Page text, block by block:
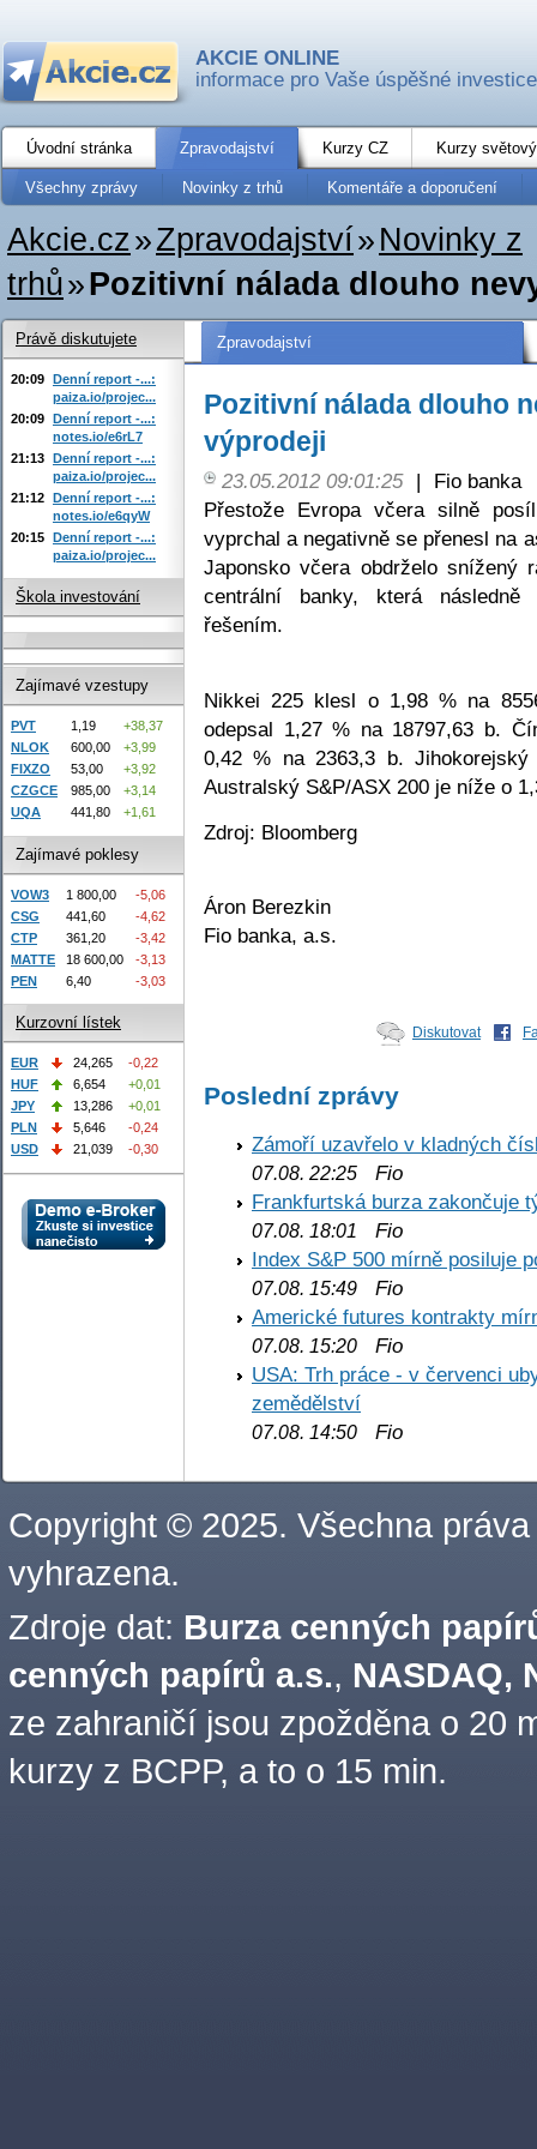
AKCIE ONLINE
informace pro Vaše úspěšné investice
Úvodní stránka Zpravodajství Kurzy CZ Kurzy
Všechny zprávy Novinky z trhů Komentáře a doporučení
Akcie.cz»Zpravodajství» Novinky z
trhů»Pozitivní nálada dlouho
Zpravodajství
Pozitivní nálada dlouho
výprodeji
23.05.2012 09:01:25 |
Fio banka
Přestože Evropa včera silně
vyprchal a negativně se přenesl na
Japonsko včera obdrželo snížený
centrální banky, která
řešením.
Nikkei 225 klesl o 1,98 % na
odepsal 1,27 % na 18797,63 b.
0,42 % na 2363,3 b.
Australský S&P/ASX 200 je níže o
Zdroj: Bloomberg
Áron Berezkin
Fio banka, a.s.
Diskutovat
Poslední zprávy
Zámoří uzavřelo v kladných
07.08. 22:25 Fio
Frankfurtská burza zakončuje
07.08. 18:01
Fio
Index S&P 500 mírně posiluje
07.08. 15:49 Fio
Americké futures kontrakty
07.08. 15:20 Fio
USA: Trh práce - v červenci
zemědělství
07.08. 14:50 Fio
Právě diskutujete
20:09 Denní report -...:
paiza.io/projec...
20:09 Denní report -...:
notes.io/e6rL7
21:13 Denní report -...:
paiza.io/projec...
21:12 Denní report -...:
notes.io/e6qyW
20:15 Denní report -...:
paiza.io/projec...
Škola investování
Zajímavé vzestupy
PVT 1,19
+38,37
NLOK
600,00
+3,99
FIXZO
53,00
+3,92
CZGCE
985,00
+3,14
UQA
441,80 +1,61
Zajímavé poklesy
VOW3 1 800,00
-5,06
CSG
441,60
-4,62
CTP
361,20
-3,42
MATTE
18 600,00
-3,13
PEN
6,40 -3,03
Kurzovní lístek
EUR 24,265
-0,22
HUF
6,654
+0,01
JPY
13,286
+0,01
PLN
5,646
-0,24
USD
21,039 -0,30
Copyright © 2025. Všechna práva
vyhrazena.
Zdroje dat: Burza cenných
cenných papírů a.s., NASDAQ,
ze zahraničí jsou zpožděna o 20
kurzy z BCPP, a to o 15 min.